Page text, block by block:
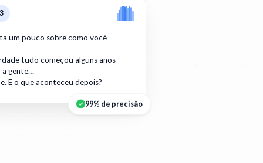
um pouco sobre como você
tudo começou alguns anos
a gente…
E o que aconteceu depois?
99% de precisão